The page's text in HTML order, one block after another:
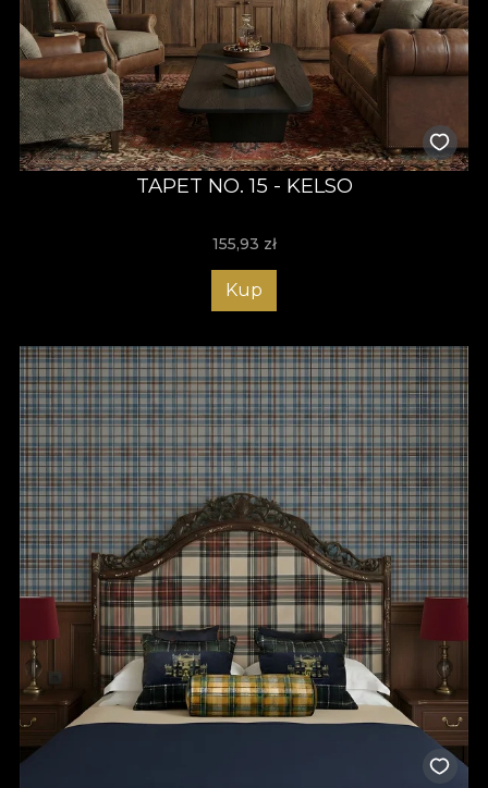
TAPET NO. 15 - KELSO
155,93 zł
Kup